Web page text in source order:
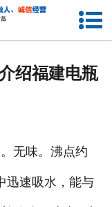
网站首页
生产设备
绍福建电瓶
无味。沸点约
迅速吸水，能与